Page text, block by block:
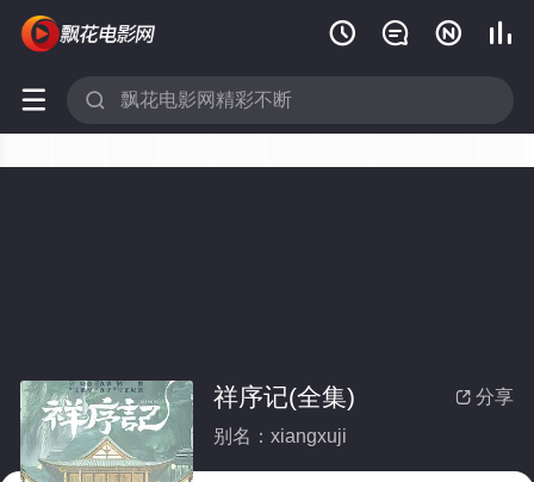
   
 
 分享
祥序记(全集)
别名：xiangxuji